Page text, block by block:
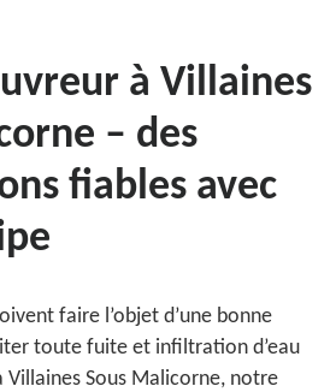
à Villaines
– des
fiables avec
faire l’objet d’une bonne
toute fuite et infiltration d’eau
Villaines Sous Malicorne, notre